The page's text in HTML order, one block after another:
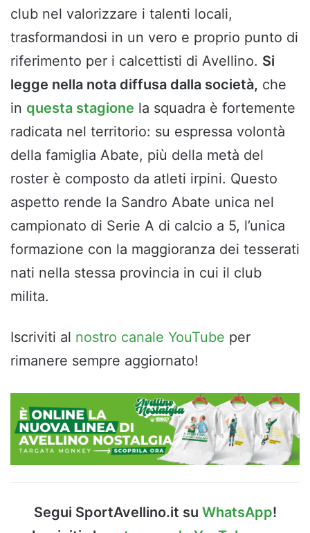
club nel valorizzare i talenti locali,
trasformandosi in un vero e proprio punto di
riferimento per i calcettisti di Avellino. Si
legge nella nota diffusa dalla società, che
in questa stagione la squadra è fortemente
radicata nel territorio: su espressa volontà
della famiglia Abate, più della metà del
roster è composto da atleti irpini. Questo
aspetto rende la Sandro Abate unica nel
campionato di Serie A di calcio a 5, l’unica
formazione con la maggioranza dei tesserati
nati nella stessa provincia in cui il club
milita.
Iscriviti al nostro canale YouTube per
rimanere sempre aggiornato!
Segui SportAvellino.it su WhatsApp!